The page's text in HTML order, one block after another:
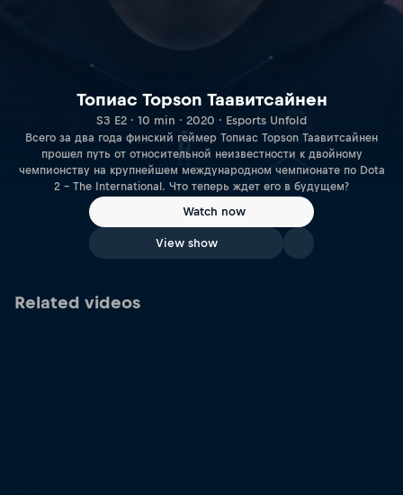
Топиас Topson Таавитсайнен
S3 E2 · 10 min · 2020 · Esports Unfold
Всего за два года финский геймер Топиас Topson Таавитсайнен
прошел путь от относительной неизвестности к двойному
чемпионству на крупнейшем международном чемпионате по Dota
2 – The International. Что теперь ждет его в будущем?
Watch now
View show
Related videos